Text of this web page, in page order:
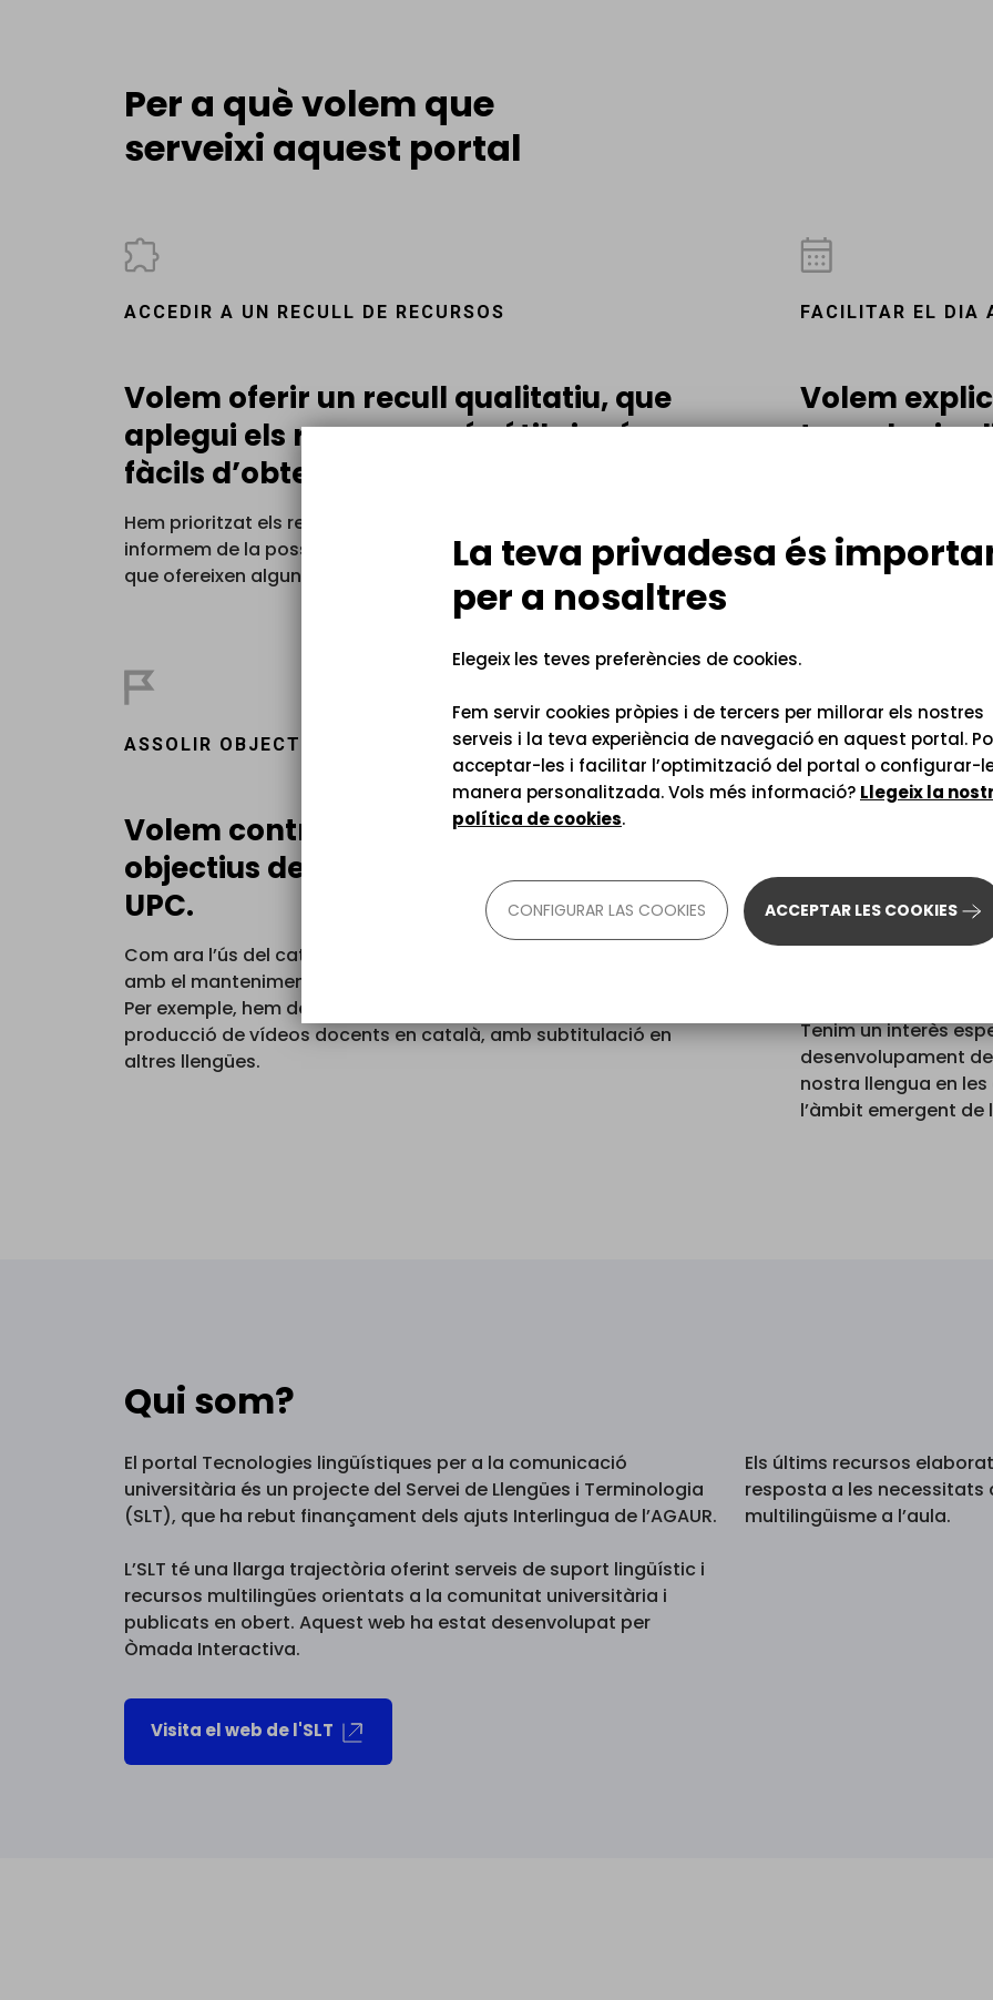
Per a què volem que
serveixi aquest portal
ACCEDIR A UN RECULL DE RECURSOS
Volem oferir un recull qualitatiu, que
aplegui els recursos més útils i més
fàcils d’obtenir i d’usar.
Hem prioritzat els recursos d’accés lliure, tot i que també
informem de la possibilitat d’accedir als mòduls de pagament
que ofereixen alguns dels recursos.
FACILITAR EL DIA
Volem
tecnologies
ajudar en
Per això hem fet
triat recursos que
comunicació de la
ASSOLIR OBJECTIUS
Volem contribuir a assolir els
objectius de política lingüística de la
UPC.
Com ara l’ús del català com a llengua pròpia o el compromís
amb el manteniment de la llengua de la docència anunciada.
Per exemple, hem destacat recursos i consells sobre la
producció de vídeos docents en català, amb subtitulació en
altres llengües.
ESTAR
Volem
disponibles
camp en
Tenim un interès
desenvolupament
nostra llengua en
l’àmbit emergent de
Qui som?
El portal Tecnologies lingüístiques per a la comunicació
universitària és un projecte del Servei de Llengües i Terminologia
(SLT), que ha rebut finançament dels ajuts Interlingua de l’AGAUR.
L’SLT té una llarga trajectòria oferint serveis de suport lingüístic i
recursos multilingües orientats a la comunitat universitària i
publicats en obert. Aquest web ha estat desenvolupat per
Òmada Interactiva.
Els últims recursos
resposta a les necessitats
multilingüisme a l’aula.
Visita el web de l'SLT
La teva privadesa és
per a nosaltres
Elegeix les teves preferències de cookies.
Fem servir cookies pròpies i de tercers per millorar els nostres
serveis i la teva experiència de navegació en aquest portal.
acceptar-les i facilitar l’optimització del portal o configurar-
manera personalitzada. Vols més informació? Llegeix la
política de cookies.
CONFIGURAR LAS COOKIES ACCEPTAR LES COOKIES